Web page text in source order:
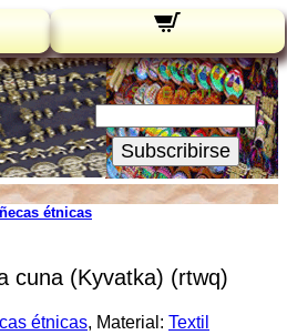
Novedades:
Su Email:
Subscribirse
étnicas
cuna (Kyvatka) (rtwq)
étnicas, Material: Textil